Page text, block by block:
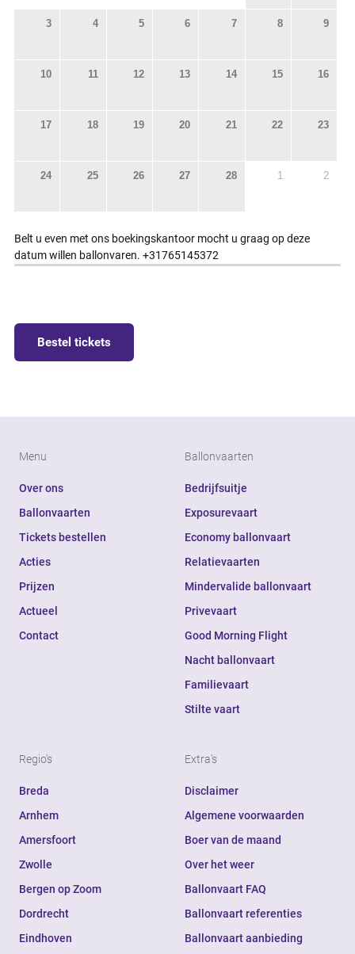
3 4 5 6 7 8 9
10 11 12 13 14 15 16
17 18 19 20 21 22 23
24 25 26 27 28 1 2
Belt u even met ons boekingskantoor mocht u graag op deze
datum willen ballonvaren. +31765145372
Bestel tickets
Menu
Over ons
Ballonvaarten
Tickets bestellen
Acties
Prijzen
Actueel
Contact
Ballonvaarten
Bedrijfsuitje
Exposurevaart
Economy ballonvaart
Relatievaarten
Mindervalide ballonvaart
Privevaart
Good Morning Flight
Nacht ballonvaart
Familievaart
Stilte vaart
Regio's
Breda
Arnhem
Amersfoort
Zwolle
Bergen op Zoom
Dordrecht
Eindhoven
Extra's
Disclaimer
Algemene voorwaarden
Boer van de maand
Over het weer
Ballonvaart FAQ
Ballonvaart referenties
Ballonvaart aanbieding